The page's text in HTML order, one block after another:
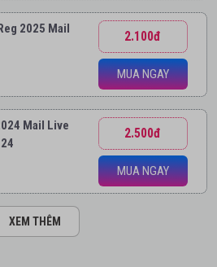
2025 Mail
2.100đ
MUA NGAY
Mail Live
2.500đ
MUA NGAY
XEM THÊM